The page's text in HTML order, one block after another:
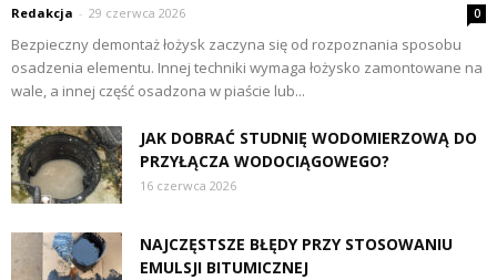
Redakcja - 29 czerwca 2026 0
Bezpieczny demontaż łożysk zaczyna się od rozpoznania sposobu
osadzenia elementu. Innej techniki wymaga łożysko zamontowane na
wale, a innej część osadzona w piaście lub...
JAK DOBRAĆ STUDNIĘ WODOMIERZOWĄ DO
PRZYŁĄCZA WODOCIĄGOWEGO?
16 czerwca 2026
NAJCZĘSTSZE BŁĘDY PRZY STOSOWANIU
EMULSJI BITUMICZNEJ